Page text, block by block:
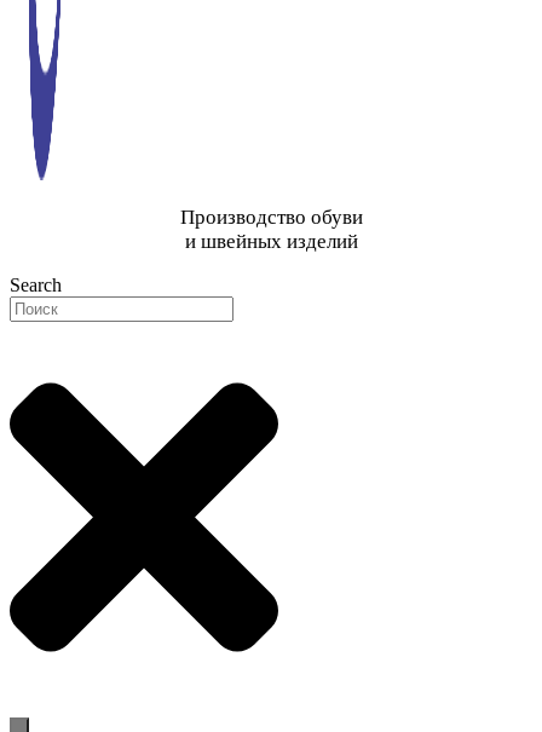
Производство обуви
и швейных изделий
Search